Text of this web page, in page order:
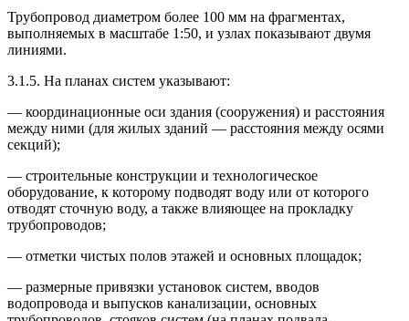
Трубопровод диаметром более 100 мм на фрагментах,
выполняемых в масштабе 1:50, и узлах показывают двумя
линиями.
3.1.5. На планах систем указывают:
— координационные оси здания (сооружения) и расстояния
между ними (для жилых зданий — расстояния между осями
секций);
— строительные конструкции и технологическое
оборудование, к которому подводят воду или от которого
отводят сточную воду, а также влияющее на прокладку
трубопроводов;
— отметки чистых полов этажей и основных площадок;
— размерные привязки установок систем, вводов
водопровода и выпусков канализации, основных